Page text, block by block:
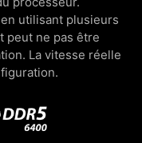
utilisant plusieurs
peut ne pas être
La vitesse réelle